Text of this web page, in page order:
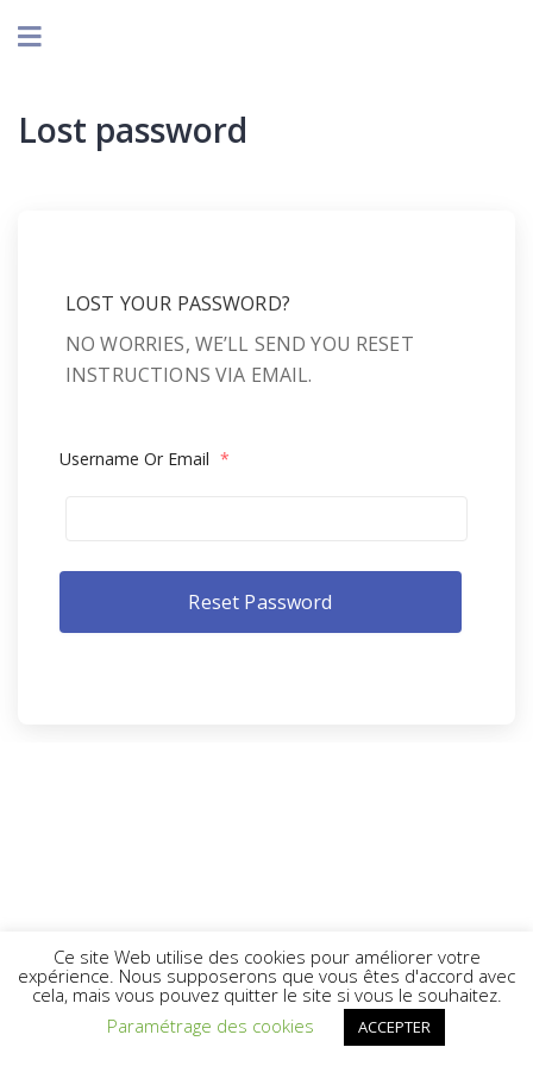
Lost password
LOST YOUR PASSWORD?
NO WORRIES, WE’LL SEND YOU RESET
INSTRUCTIONS VIA EMAIL.
Username Or Email *
Ce site Web utilise des cookies pour améliorer votre
expérience. Nous supposerons que vous êtes d'accord avec
cela, mais vous pouvez quitter le site si vous le souhaitez.
Paramétrage des cookies
ACCEPTER